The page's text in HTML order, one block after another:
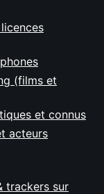
(films et
et connus
acteurs
trackers sur